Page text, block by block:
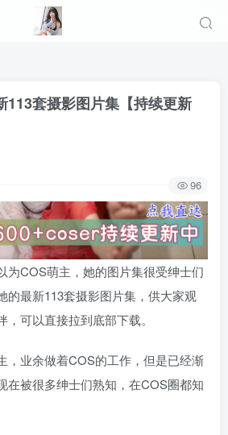
113套摄影图片集【持续更新
96
为COS萌主，她的图片集很受绅士们
的最新113套摄影图片集，供大家观
可以直接拉到底部下载。
，业余做着COS的工作，但是已经渐
在被很多绅士们熟知，在COS圈都知